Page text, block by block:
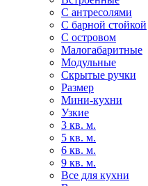
С антресолями
С барной стойкой
С островом
Малогабаритные
Модульные
Скрытые ручки
Размер
Мини-кухни
Узкие
3 кв. м.
5 кв. м.
6 кв. м.
9 кв. м.
Все для кухни